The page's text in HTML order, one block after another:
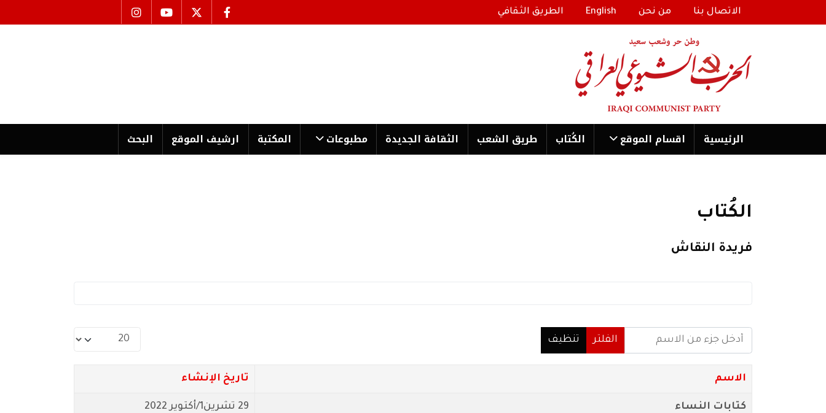
الاتصال بنا من نحن English الطريق الثقافي
الرئیسية اقسام الموقع الكُتاب طریق الشعب الثقافة الجدیدة مطبوعات المكتبة ارشیف الموقع البحث
الكُتاب
فريدة النقاش
أدخل جزء من الاسم
الفلتر تنظيف
عدد الإظهارات:
الاسم تاريخ الإنشاء
كتابات النساء 29 تشرين1/أكتوير 2022